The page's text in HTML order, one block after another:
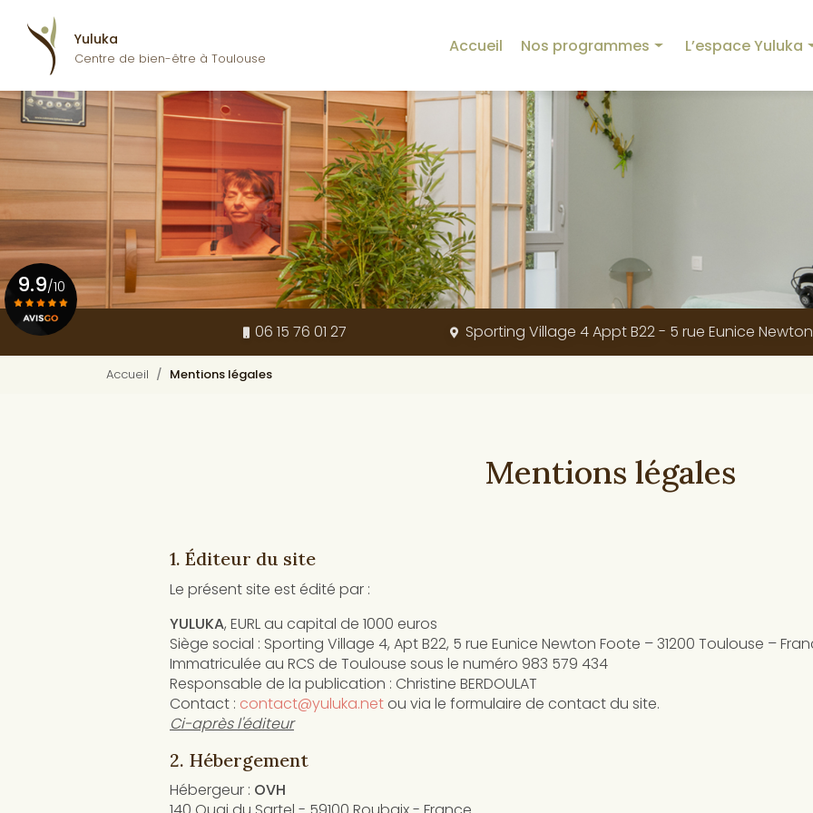
contenu
principal
Yuluka
Centre de bien-être à Toulouse
Accueil
Nos programmes
Programme Yuluka
Programme Détox
Programme Minceur
Programme Sommeil
Programme Mémoire
Programme Stress et Digestion
Programme Sport
Programme Dos et Articulations
L’espace Yuluka
06 15 76 01 27 Sporting Village 4 Appt B22 - 5 rue Eunice
9.9/10
Accueil Mentions légales
Mentions légales
1. Éditeur du site
Le présent site est édité par :
YULUKA, EURL au capital de 1000 euros
Siège social : Sporting Village 4, Apt B22, 5 rue Eunice Newton Foote – 31200 Toulouse –
Immatriculée au RCS de Toulouse sous le numéro 983 579 434
Responsable de la publication : Christine BERDOULAT
Contact : contact@yuluka.netou via le formulaire de contact du site.
Ci-après l'éditeur
2. Hébergement
Hébergeur : OVH